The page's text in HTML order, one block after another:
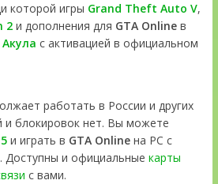
которой игры Grand Theft Auto V,
2и дополнения для GTA Onlineв
с активацией в официальном
работать в России и других
и блокировок нет. Вы можете
и играть в GTA Onlineна PC с
. Доступны и официальные карты
с вами.